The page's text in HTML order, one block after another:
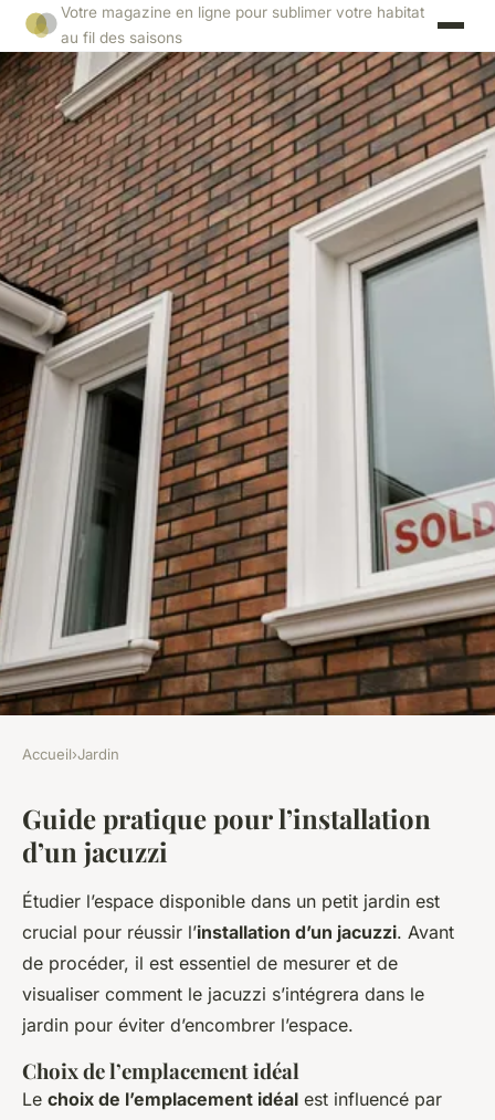
Votre magazine en ligne pour sublimer votre habitat
au fil des saisons
Profitez d'un spa chez vous :
installation d'un jacuzzi dans
un petit jardin
Léana 20 décembre 2024 6 min de lecture
Accueil›Jardin
Guide pratique pour l’installation
d’un jacuzzi
Étudier l’espace disponible dans un petit jardin est
crucial pour réussir l’installation d’un jacuzzi. Avant
de procéder, il est essentiel de mesurer et de
visualiser comment le jacuzzi s’intégrera dans le
jardin pour éviter d’encombrer l’espace.
Choix de l’emplacement idéal
Le choix de l’emplacement idéal est influencé par